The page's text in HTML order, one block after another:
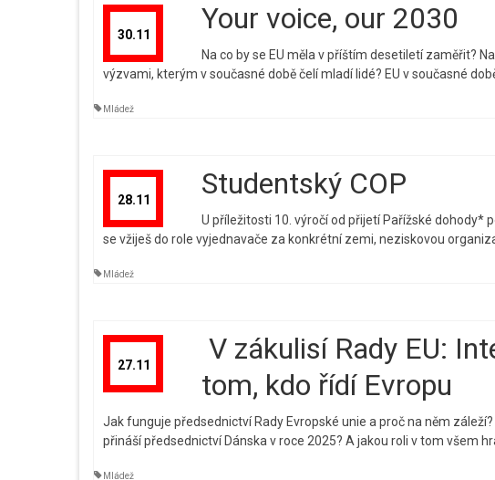
30.11 Your voice, our 2030
Na co by se EU měla v příštím desetiletí zaměřit?
výzvami, kterým v současné době čelí mladí lidé? EU v současné
Mládež
28.11 Studentský COP
U příležitosti 10. výročí od přijetí Pařížské dohody*
se vžiješ do role vyjednavače za konkrétní zemi, neziskovou
Mládež
27.11
V zákulisí Rady EU:
tom, kdo řídí Evropu
Jak funguje předsednictví Rady Evropské unie a proč na něm
přináší předsednictví Dánska v roce 2025? A jakou roli v tom všem
Mládež